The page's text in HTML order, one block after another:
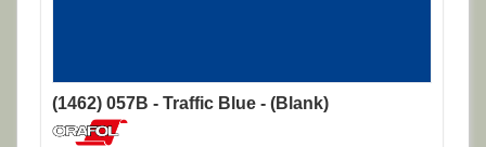
(1462) 057B - Traffic Blue - (Blank)